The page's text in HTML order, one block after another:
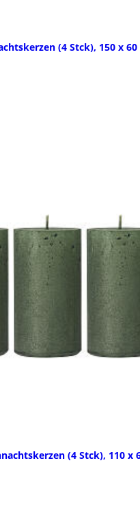
(4 Stck), 150 x 60
(4 Stck), 110 x